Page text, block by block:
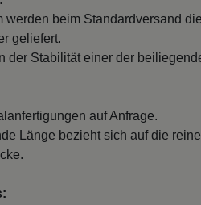
beim Standardversand
geliefert.
der Stabilität einer der
auf Anfrage.
Länge bezieht sich auf die reine